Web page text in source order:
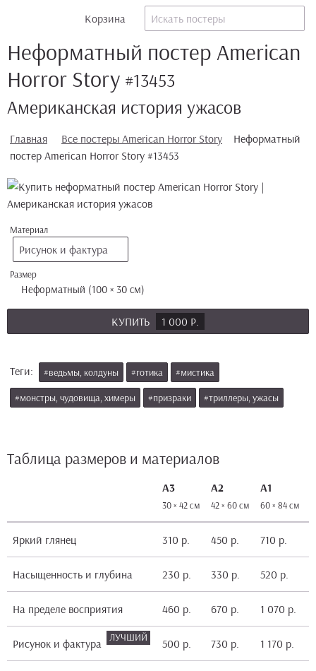
Корзина
Неформатный постер American
Horror Story #13453
Американская история ужасов
Главная Все постеры American Horror Story
Неформатный
постер American Horror Story #13453
Материал
Рисунок и фактура
Размер
Неформатный (100 × 30 см)
КУПИТЬ 1 000 Р.
Теги: #ведьмы, колдуны #готика
#мистика
#монстры, чудовища, химеры
#призраки #триллеры, ужасы
Таблица размеров и материалов
А3
30 × 42 см
А2
42 × 60 см
А1
60 × 84 см
Яркий глянец 310 р. 450 р. 710 р.
Насыщенность и глубина 230 р. 330 р. 520 р.
На пределе восприятия 460 р. 670 р. 1 070 р.
Рисунок и фактура 500 р. 730 р. 1 170 р.